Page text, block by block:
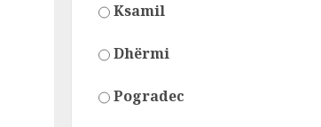
Ksamil
Dhërmi
Pogradec